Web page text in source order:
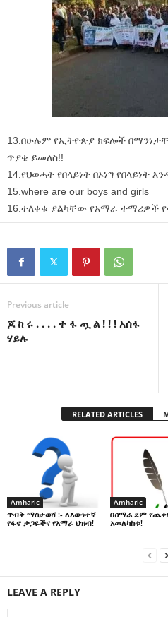
13.በሁሉም የኢትዮጵያ ክፍሎች
ጥያቄ ይመለስ!!
14.የህወሓት የበላይነት በኦነግ የበላይነት
15.where are our boys and girls
16.ተለቀቁ ያልካቸው የአማራ ተማሪዎች
Previous article
ጆ ከ ሩ . . . . ተ ፋ ጧ ል ! ! ! አሰፋ
ሃይሉ
RELATED ARTICLES
Amharic
ጥብቅ ማስታወሻ :- ለእውነተኛ
የፋኖ ታጋዬችና የአማራ ህዝብ!
Amharic
በዐማራ ደም
አመለካከቱ!
LEAVE A REPLY